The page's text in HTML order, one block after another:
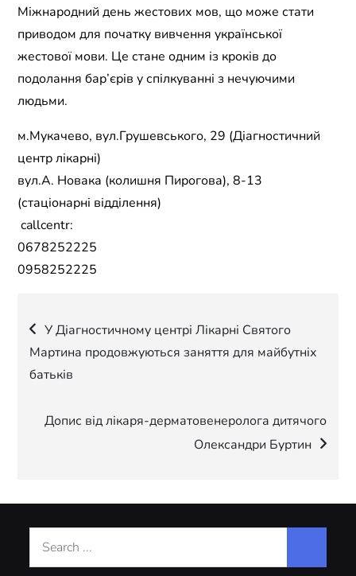
Міжнародний день жестових мов, що може стати
приводом для початку вивчення української
жестової мови. Це стане одним із кроків до
подолання бар’єрів у спілкуванні з нечуючими
людьми.
м.Мукачево, вул.Грушевського, 29 (Діагностичний
центр лікарні)
вул.А. Новака (колишня Пирогова), 8-13
(стаціонарні відділення)
callcentr:
0678252225
0958252225
Навігація
записів
У Діагностичному центрі Лікарні Святого
Мартина продовжуються заняття для майбутніх
батьків
Допис від лікаря-дерматовенеролога дитячого
Олександри Буртин
Search